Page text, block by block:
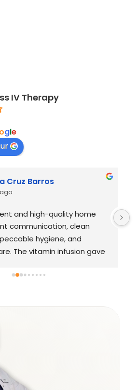
IV Therapy
ogle
Cruz Barros
and high-quality home
communication, clean
hygiene, and
The vitamin infusion gave